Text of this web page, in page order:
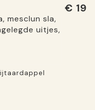
mesclun sla,
uitjes,
€ 19